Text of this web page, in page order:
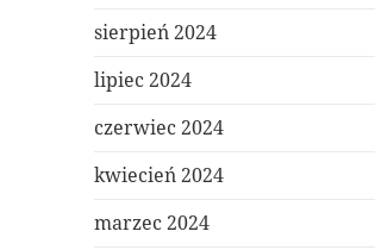
sierpień 2024
lipiec 2024
czerwiec 2024
kwiecień 2024
marzec 2024